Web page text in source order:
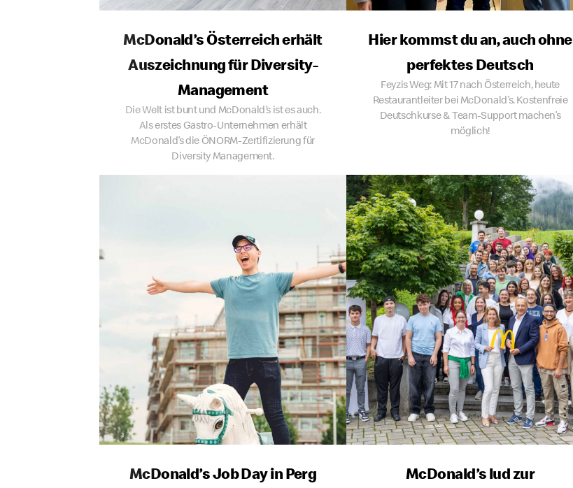
McDonald’s Österreich erhält
Auszeichnung für Diversity-
Management
Die Welt ist bunt und McDonald’s ist es auch.
Als erstes Gastro-Unternehmen erhält
McDonald’s die ÖNORM-Zertifizierung für
Diversity Management.
Hier kommst du an, auch ohne
perfektes Deutsch
Feyzis Weg: Mit 17 nach Österreich, heute
Restaurantleiter bei McDonald’s. Kostenfreie
Deutschkurse & Team-Support machen’s
möglich!
McDonald’s Job Day in Perg
McDonald’s lud zur